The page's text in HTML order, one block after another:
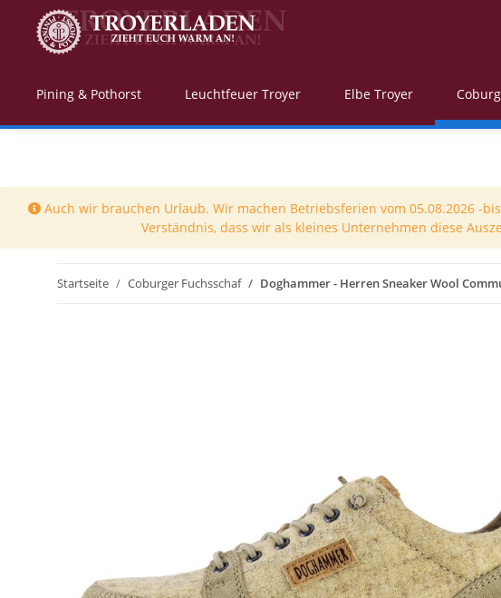
Pining & Pothorst Leuchtfeuer Troyer Elbe Troyer
Auch wir brauchen Urlaub. Wir machen Betriebsferien vom 05.08.2026 -
Verständnis, dass wir als kleines Unternehmen diese
Startseite Coburger Fuchsschaf Doghammer - Herren Sneaker Wool